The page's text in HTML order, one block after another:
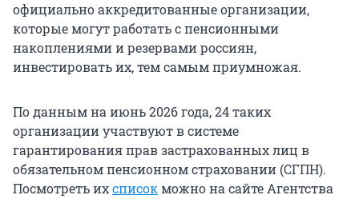
официально аккредитованные организации,
которые могут работать с пенсионными
накоплениями и резервами россиян,
инвестировать их, тем самым приумножая.
По данным на июнь 2026 года, 24 таких
организации участвуют в системе
гарантирования прав застрахованных лиц в
обязательном пенсионном страховании (СГПН).
Посмотреть ихсписокможно на сайте Агентства